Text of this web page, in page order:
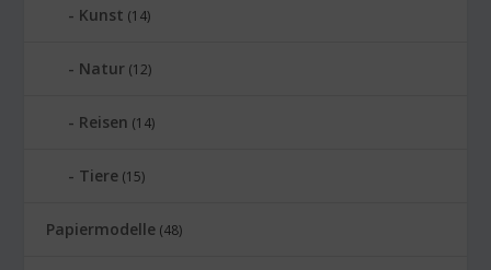
Kunst (14)
Natur (12)
Reisen (14)
Tiere (15)
Papiermodelle (48)